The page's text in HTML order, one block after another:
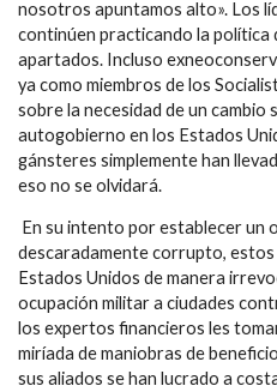
nosotros apuntamos alto». Los
continúen practicando la política
apartados. Incluso
ya como miembros de los
sobre la necesidad de un cambio
autogobierno en los Estados
gánsteres simplemente han
eso no se olvidará.
En su intento por establecer un
descaradamente corrupto,
Estados Unidos de manera
ocupación militar a ciudades
los expertos financieros les
miríada de maniobras de
sus aliados se han lucrado a